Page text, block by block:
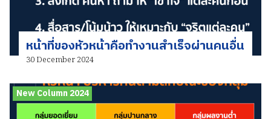
หน้าที่ของหัวหน้าคือทำงานสำเร็จผ่านคนอื่น
30 December 2024
New Column 2024